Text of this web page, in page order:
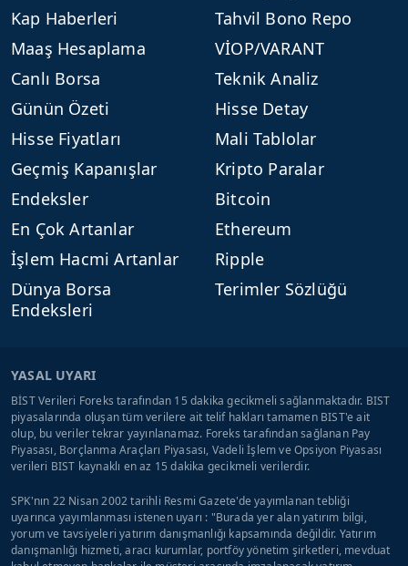
Kap Haberleri
Maaş Hesaplama
Canlı Borsa
Günün Özeti
Hisse Fiyatları
Geçmiş Kapanışlar
Endeksler
En Çok Artanlar
İşlem Hacmi Artanlar
Dünya Borsa
Endeksleri
Tahvil Bono Repo
VİOP/VARANT
Teknik Analiz
Hisse Detay
Mali Tablolar
Kripto Paralar
Bitcoin
Ethereum
Ripple
Terimler Sözlüğü
YASAL UYARI
BİST Verileri Foreks tarafından 15 dakika gecikmeli sağlanmaktadır. BIST
piyasalarında oluşan tüm verilere ait telif hakları tamamen BIST'e ait
olup, bu veriler tekrar yayınlanamaz. Foreks tarafından sağlanan Pay
Piyasası, Borçlanma Araçları Piyasası, Vadeli İşlem ve Opsiyon Piyasası
verileri BIST kaynaklı en az 15 dakika gecikmeli verilerdir.
SPK'nın 22 Nisan 2002 tarihli Resmi Gazete'de yayımlanan tebliği
uyarınca yayımlanması istenen uyarı : "Burada yer alan yatırım bilgi,
yorum ve tavsiyeleri yatırım danışmanlığı kapsamında değildir. Yatırım
danışmanlığı hizmeti, aracı kurumlar, portföy yönetim şirketleri, mevduat